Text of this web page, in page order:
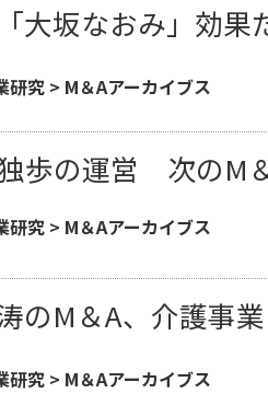
大坂なおみ」効果
研究 > M＆Aアーカイブス
独歩の運営 次のM
研究 > M＆Aアーカイブス
のM＆A、介護事
研究 > M＆Aアーカイブス